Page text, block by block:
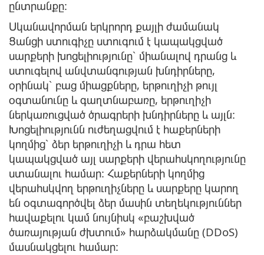
ընտրանքը:
Սկանավորման երկրորդ քայլի ժամանակ
Ցանցի ստուգիչը ստուգում է կապակցված
սարքերի խոցելիությունը՝ միանալով դրանց և
ստուգելով անվտանգության խնդիրները,
օրինակ՝ բաց միացքները, երթուղիչի թույլ
օգտանունը և գաղտնաբառը, երթուղիչի
ներկառուցված ծրագրերի խնդիրները և այլն:
Խոցելիությունն ուժեղացվում է հաքերների
կողմից՝ ձեր երթուղիչի և դրա հետ
կապակցված այլ սարքերի վերահսկողությունը
ստանալու համար: Հաքերների կողմից
վերահսկվող երթուղիչները և սարքերը կարող
են օգտագործվել ձեր մասին տեղեկություններ
հավաքելու կամ նույնիսկ «բաշխված
ծառայության ժխտում» հարձակմանը (DDoS)
մասնակցելու համար: